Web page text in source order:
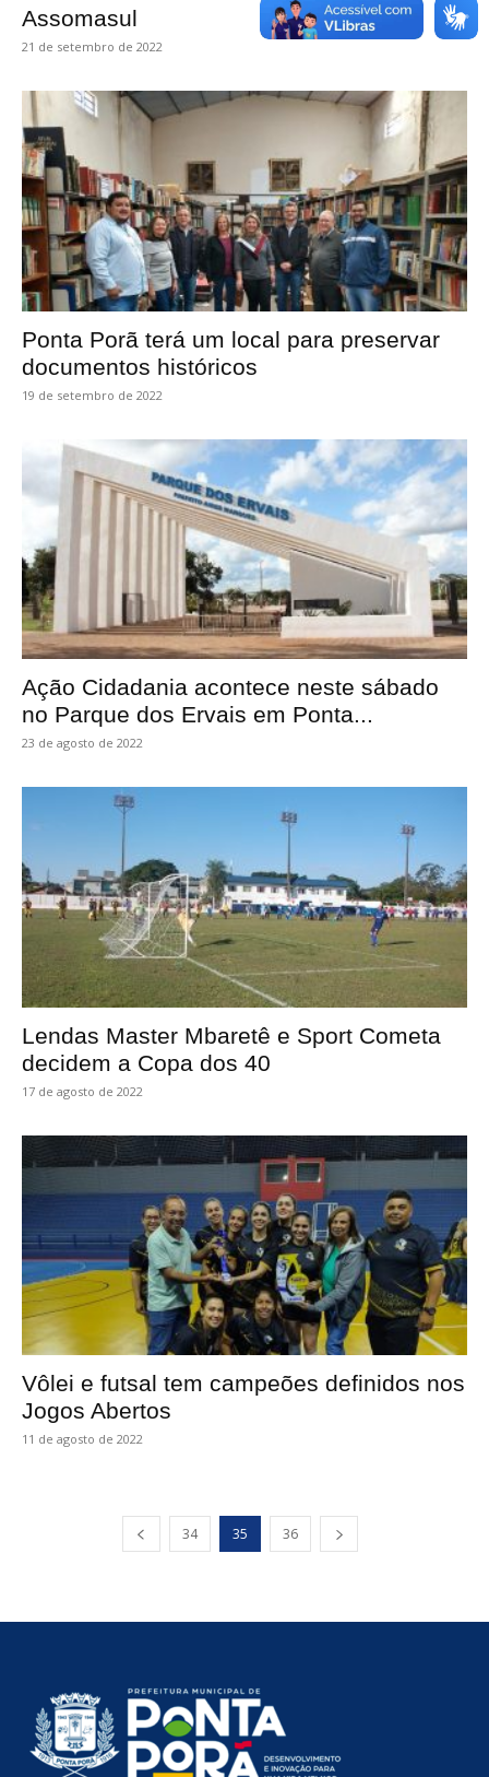
Assomasul
21 de setembro de 2022
Ponta Porã terá um local para preservar
documentos históricos
19 de setembro de 2022
Ação Cidadania acontece neste sábado
no Parque dos Ervais em Ponta...
23 de agosto de 2022
Lendas Master Mbaretê e Sport Cometa
decidem a Copa dos 40
17 de agosto de 2022
Vôlei e futsal tem campeões definidos nos
Jogos Abertos
11 de agosto de 2022
34 35 36